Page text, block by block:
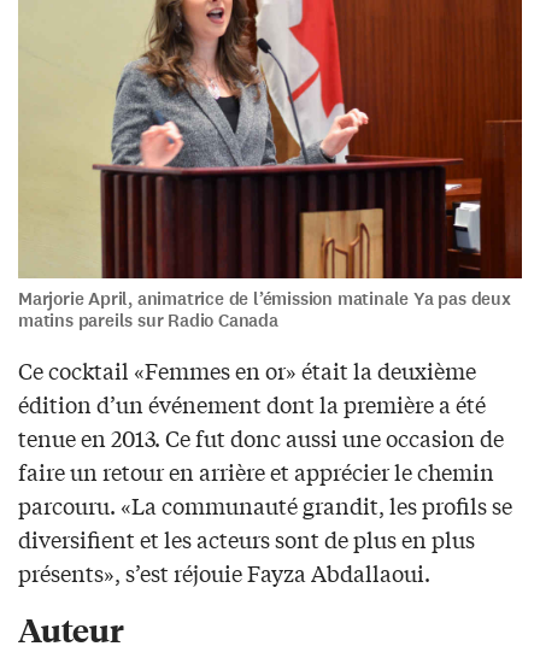
Marjorie April, animatrice de l’émission matinale Ya pas deux
matins pareils sur Radio Canada
Ce cocktail «Femmes en or»était la deuxième
édition d’un événement dont la première a été
tenue en 2013. Ce fut donc aussi une occasion de
faire un retour en arrière et apprécier le chemin
parcouru. «La communauté grandit, les profils se
diversifient et les acteurs sont de plus en plus
présents», s’est réjouie Fayza Abdallaoui.
Auteur